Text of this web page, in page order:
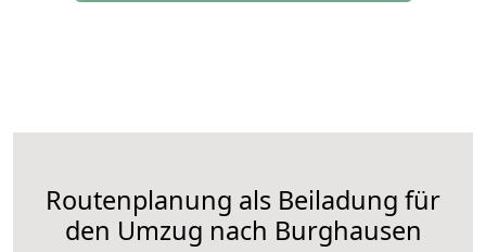
Routenplanung als Beiladung für
den Umzug nach Burghausen